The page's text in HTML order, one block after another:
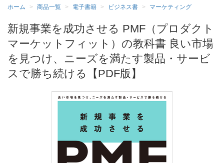
ホーム 商品一覧 電子書籍 ビジネス書 マーケティング
新規事業を成功させる PMF（プロダクト
マーケットフィット）の教科書 良い市場
を見つけ、ニーズを満たす製品・サービ
スで勝ち続ける【PDF版】